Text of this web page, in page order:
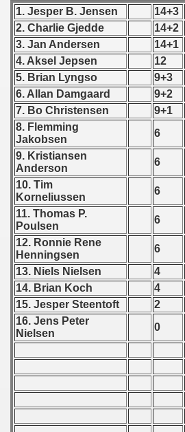
1. Jesper B. Jensen 14+3
2. Charlie Gjedde
14+2
3. Jan Andersen
14+1
4. Aksel Jepsen
12
5. Brian Lyngso
9+3
6. Allan Damgaard
9+2
7. Bo Christensen
9+1
8. Flemming
Jakobsen
6
9. Kristiansen
Anderson
6
10. Tim
Korneliussen
6
11. Thomas P.
Poulsen
6
12. Ronnie Rene
Henningsen
6
13. Niels Nielsen
4
14. Brian Koch
4
15. Jesper Steentoft
2
16. Jens Peter
Nielsen
0
- 1958
- 1959
- 1960
- 1961
- 1962
- 1963
- 1964
- 1965
- 1966
- 1967
- 1968
- 1969